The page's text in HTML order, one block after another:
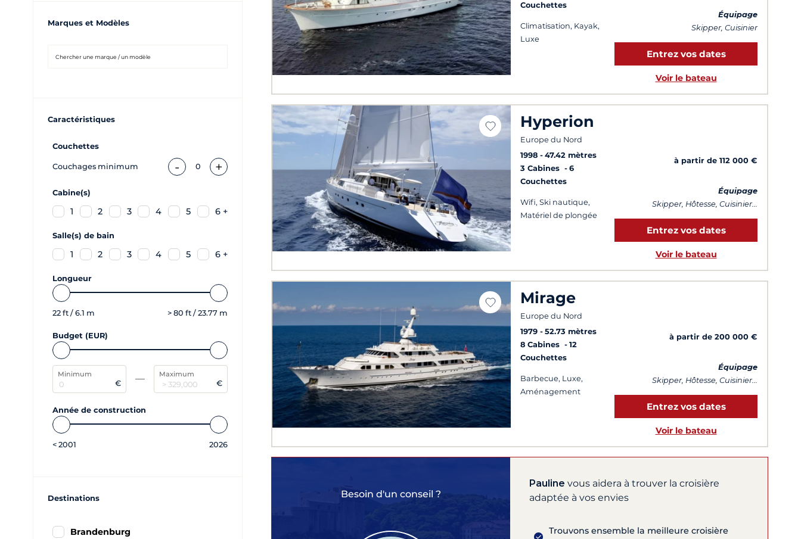
Marques et Modèles
Caractéristiques
Couchettes
Couchages minimum - 0 +
Cabine(s)
1 2 3 4 5 6 +
Salle(s) de bain
1 2 3 4 5 6 +
Longueur
22 ft / 6.1 m > 80 ft / 23.77 m
Budget (EUR)
Minimum
€
Maximum
€
Année de construction
< 2001 2026
Destinations
Brandenburg
Couchettes
Climatisation, Kayak,
Luxe
Équipage
Skipper, Cuisinier
Entrez vos dates
Voir le bateau
Hyperion
Europe du Nord
1998
47.42 mètres
3 Cabines
6
Couchettes
Wifi, Ski nautique,
Matériel de plongée
à partir de 112 000 €
Équipage
Skipper, Hôtesse, Cuisinier...
Entrez vos dates
Voir le bateau
Mirage
Europe du Nord
1979
52.73 mètres
8 Cabines
12
Couchettes
Barbecue, Luxe,
Aménagement
à partir de 200 000 €
Équipage
Skipper, Hôtesse, Cuisinier...
Entrez vos dates
Voir le bateau
Besoin d'un conseil ?
Pauline vous aidera à trouver la croisière
adaptée à vos envies
Trouvons ensemble la meilleure croisière